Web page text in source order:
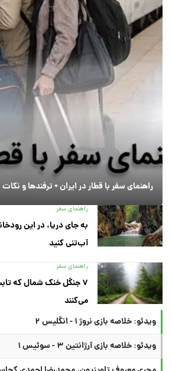
راهنمای سفر با قطار در ایران + ترفندها و
راهنمای سفر
به جای دریا، در این
آب‌تنی کنید
راهنمای سفر
۷ جنگل خنک شمال که
می‌کنند
ویدئو: خلاصه بازی نروژ ۱ - انگلیس ۲
ویدئو: خلاصه بازی آرژانتین ۳ - سوئیس ۱